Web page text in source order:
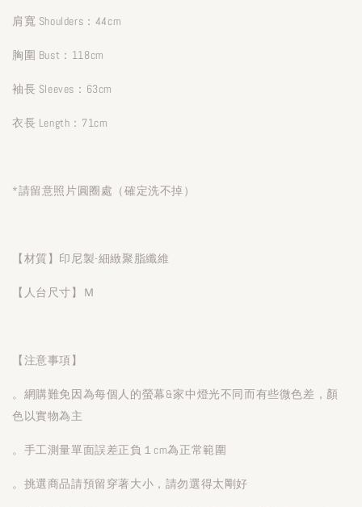
肩寬 Shoulders：44cm
胸圍 Bust：118cm
袖長 Sleeves：63cm
衣長 Length：71cm
*請留意照片圓圈處（確定洗不掉）
【材質】印尼製-細緻聚脂纖維
【人台尺寸】Ｍ
【注意事項】
。網購難免因為每個人的螢幕&家中燈光不同而有些微色差，顏
色以實物為主
。手工測量單面誤差正負１cm為正常範圍
。挑選商品請預留穿著大小，請勿選得太剛好